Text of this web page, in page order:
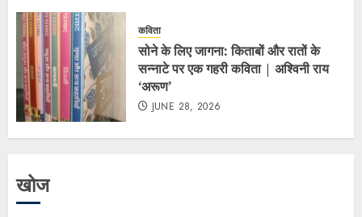
कविता
सोने के लिए जागना: किताबों और रातों के
सन्नाटे पर एक गहरी कविता | अश्विनी राय
‘अरूण’
JUNE 28, 2026
खोज